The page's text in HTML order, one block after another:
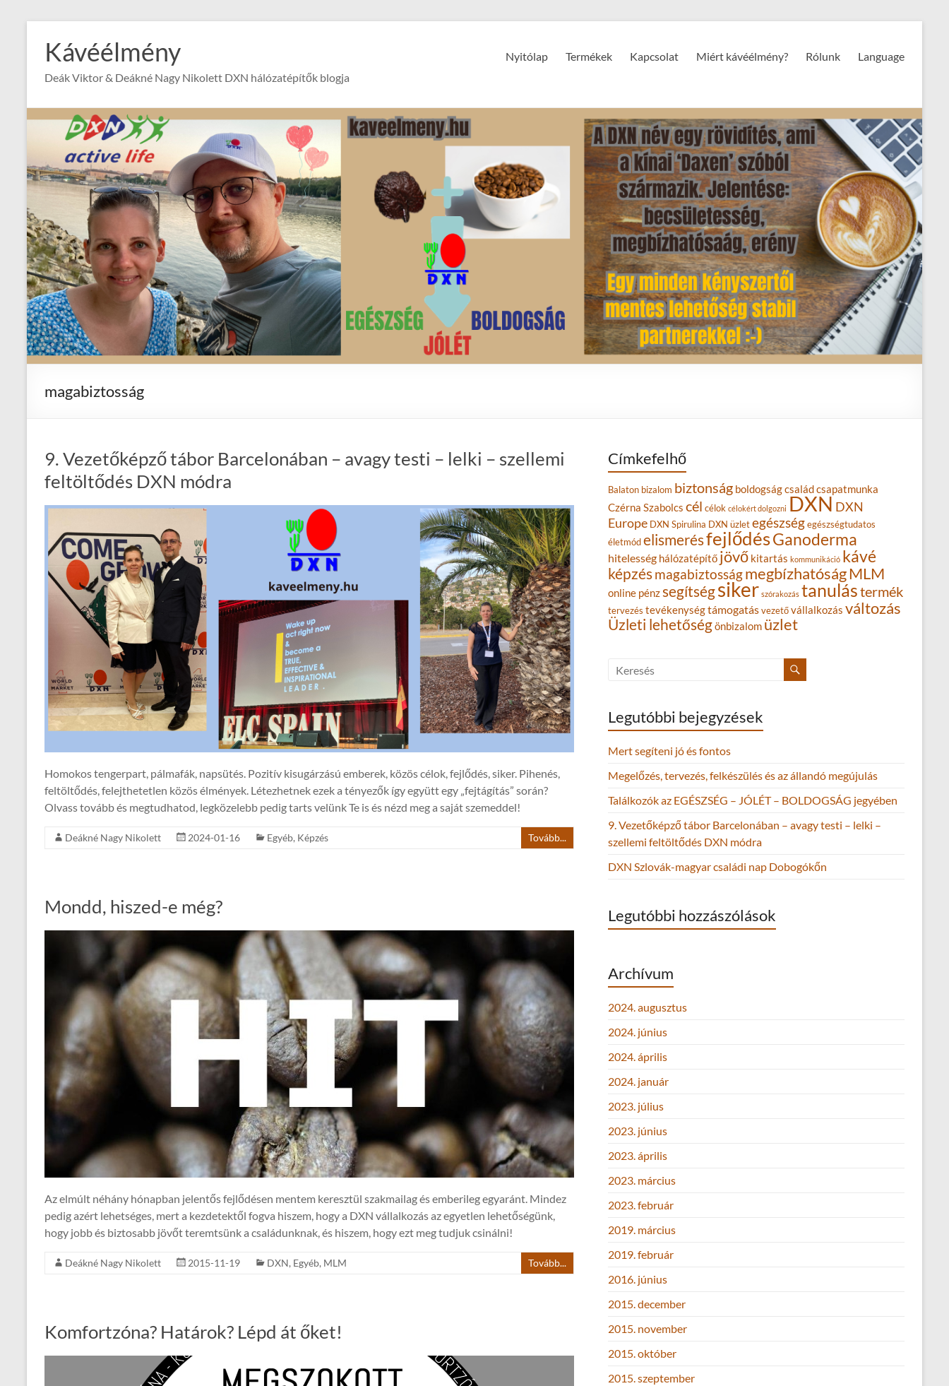
content
Kávéélmény
Deák Viktor & Deákné Nagy Nikolett DXN hálózatépítők blogja
Nyitólap Termékek Kapcsolat Miért kávéélmény? Rólunk Language
magabiztosság
9. Vezetőképző tábor Barcelonában – avagy testi – lelki – szellemi
feltöltődés DXN módra
Homokos tengerpart, pálmafák, napsütés. Pozitív kisugárzású emberek, közös célok, fejlődés, siker. Pihenés,
feltöltődés, felejthetetlen közös élmények. Létezhetnek ezek a tényezők így együtt egy „fejtágítás” során?
Olvass tovább és megtudhatod, legközelebb pedig tarts velünk Te is és nézd meg a saját szemeddel!
Deákné Nagy Nikolett 2024-01-16 Egyéb, Képzés Tovább...
Mondd, hiszed-e még?
Az elmúlt néhány hónapban jelentős fejlődésen mentem keresztül szakmailag és emberileg egyaránt. Mindez
pedig azért lehetséges, mert a kezdetektől fogva hiszem, hogy a DXN vállalkozás az egyetlen lehetőségünk,
hogy jobb és biztosabb jövőt teremtsünk a családunknak, és hiszem, hogy ezt meg tudjuk csinálni!
Deákné Nagy Nikolett 2015-11-19 DXN, Egyéb, MLM Tovább...
Komfortzóna? Határok? Lépd át őket!
Címkefelhő
Balaton bizalom biztonság boldogságcsaládcsapatmunka
Czérna Szabolcs cél célok célokért dolgozni DXNDXN
Europe DXN Spirulina DXN üzletegészségegészségtudatos
életmódelismerésfejlődésGanoderma
hitelesség hálózatépítő jövő kitartás kommunikáció kávé
képzésmagabiztosságmegbízhatóságMLM
online pénzsegítségsiker szórakozás tanulástermék
tervezés tevékenységtámogatásvezetővállalkozás változás
Üzleti lehetőségönbizalom üzlet
Legutóbbi bejegyzések
Mert segíteni jó és fontos
Megelőzés, tervezés, felkészülés és az állandó megújulás
Találkozók az EGÉSZSÉG – JÓLÉT – BOLDOGSÁG jegyében
9. Vezetőképző tábor Barcelonában – avagy testi – lelki –
szellemi feltöltődés DXN módra
DXN Szlovák-magyar családi nap Dobogókőn
Legutóbbi hozzászólások
Archívum
2024. augusztus
2024. június
2024. április
2024. január
2023. július
2023. június
2023. április
2023. március
2023. február
2019. március
2019. február
2016. június
2015. december
2015. november
2015. október
2015. szeptember